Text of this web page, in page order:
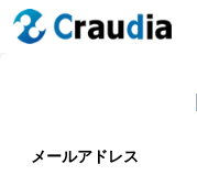
メールアドレス